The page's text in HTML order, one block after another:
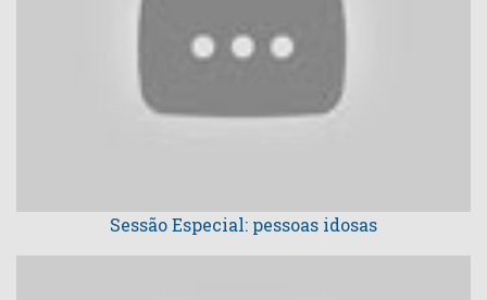
Sessão Especial: pessoas idosas